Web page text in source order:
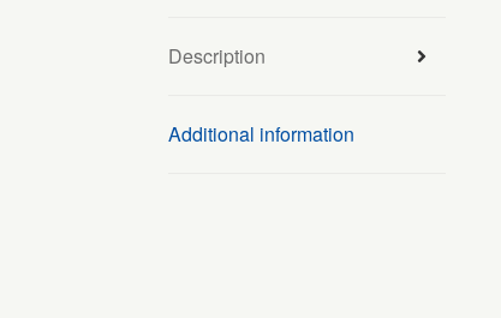
Description
Additional information